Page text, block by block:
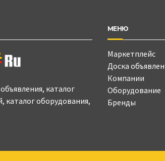
каталог
каталог оборудования,
МЕНЮ
Маркетплейс
Доска
Компании
Оборудование
Бренды